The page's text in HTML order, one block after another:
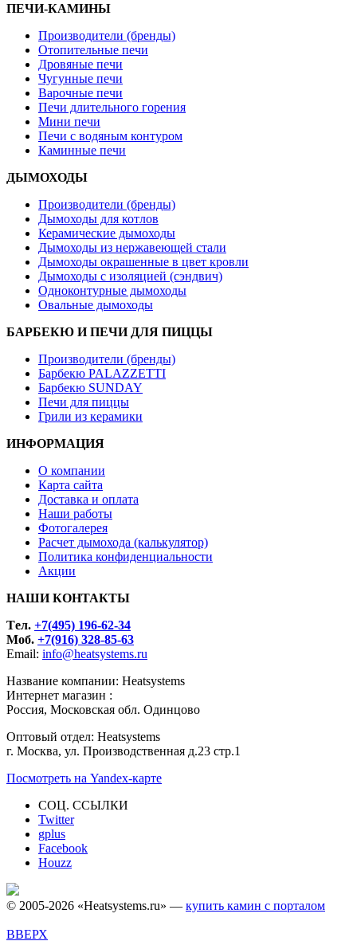
ПЕЧИ-КАМИНЫ
Производители (бренды)
Отопительные печи
Дровяные печи
Чугунные печи
Варочные печи
Печи длительного горения
Мини печи
Печи с водяным контуром
Каминные печи
ДЫМОХОДЫ
Производители (бренды)
Дымоходы для котлов
Керамические дымоходы
Дымоходы из нержавеющей стали
Дымоходы окрашенные в цвет кровли
Дымоходы с изоляцией (сэндвич)
Одноконтурные дымоходы
Овальные дымоходы
БАРБЕКЮ И ПЕЧИ ДЛЯ ПИЦЦЫ
Производители (бренды)
Барбекю PALAZZETTI
Барбекю SUNDAY
Печи для пиццы
Грили из керамики
ИНФОРМАЦИЯ
О компании
Карта сайта
Доставка и оплата
Наши работы
Фотогалерея
Расчет дымохода (калькулятор)
Политика конфиденциальности
Акции
НАШИ КОНТАКТЫ
Tел. +7(495) 196-62-34
Моб. +7(916) 328-85-63
Email: info@heatsystems.ru
Название компании: Heatsystems
Интернет магазин :
Россия, Московская обл. Одинцово
Оптовый отдел: Heatsystems
г. Москва, ул. Производственная д.23 стр.1
Посмотреть на Yandex-карте
СОЦ. ССЫЛКИ
Twitter
gplus
Facebook
Houzz
© 2005-2026 «Heatsystems.ru» — купить камин с порталом
ВВЕРХ